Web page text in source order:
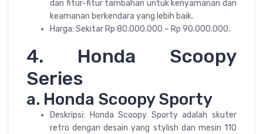
dan fitur-fitur tambahan untuk kenyamanan dan
keamanan berkendara yang lebih baik.
Harga: Sekitar Rp 80.000.000 – Rp 90.000.000.
4. Honda Scoopy
Series
a. Honda Scoopy Sporty
Deskripsi: Honda Scoopy Sporty adalah skuter
retro dengan desain yang stylish dan mesin 110